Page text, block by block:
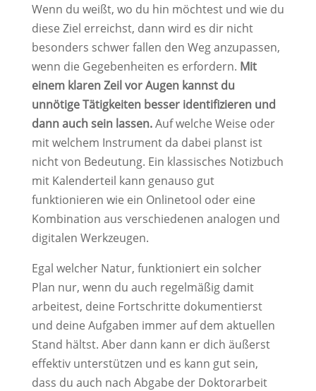
Wenn du weißt, wo du hin möchtest und wie du
diese Ziel erreichst, dann wird es dir nicht
besonders schwer fallen den Weg anzupassen,
wenn die Gegebenheiten es erfordern. Mit
einem klaren Zeil vor Augen kannst du
unnötige Tätigkeiten besser identifizieren und
dann auch sein lassen.Auf welche Weise oder
mit welchem Instrument da dabei planst ist
nicht von Bedeutung. Ein klassisches Notizbuch
mit Kalenderteil kann genauso gut
funktionieren wie ein Onlinetool oder eine
Kombination aus verschiedenen analogen und
digitalen Werkzeugen.
Egal welcher Natur, funktioniert ein solcher
Plan nur, wenn du auch regelmäßig damit
arbeitest, deine Fortschritte dokumentierst
und deine Aufgaben immer auf dem aktuellen
Stand hältst. Aber dann kann er dich äußerst
effektiv unterstützen und es kann gut sein,
dass du auch nach Abgabe der Doktorarbeit